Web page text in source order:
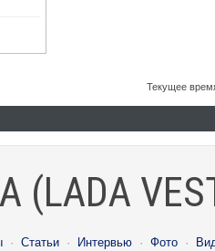
Текущее
· Статьи · Интервью · Фото ·